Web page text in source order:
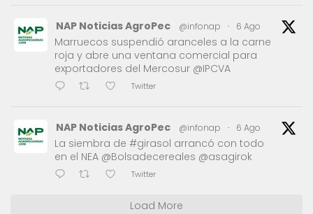
NAP Noticias AgroPec @infonap · 6 Ago
Marruecos suspendió aranceles a la carne
roja y abre una ventana comercial para
exportadores del Mercosur @IPCVA
Twitter
NAP Noticias AgroPec @infonap · 6 Ago
La siembra de #girasol arrancó con todo
en el NEA @Bolsadecereales @asagirok
Twitter
Load More